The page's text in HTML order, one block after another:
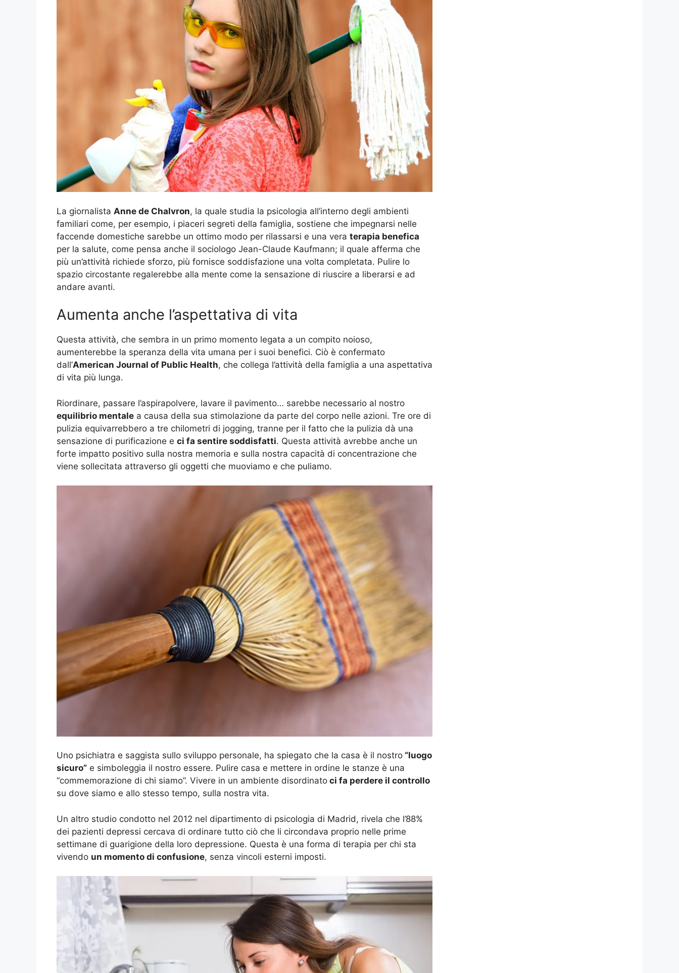
La giornalista Anne de Chalvron, la quale studia la psicologia all’interno degli ambienti
familiari come, per esempio, i piaceri segreti della famiglia, sostiene che impegnarsi nelle
faccende domestiche sarebbe un ottimo modo per rilassarsi e una vera terapia benefica
per la salute, come pensa anche il sociologo Jean-Claude Kaufmann; il quale afferma che
più un’attività richiede sforzo, più fornisce soddisfazione una volta completata. Pulire lo
spazio circostante regalerebbe alla mente come la sensazione di riuscire a liberarsi e ad
andare avanti.
Aumenta anche l’aspettativa di vita
Questa attività, che sembra in un primo momento legata a un compito noioso,
aumenterebbe la speranza della vita umana per i suoi benefici. Ciò è confermato
dall’American Journal of Public Health, che collega l’attività della famiglia a una aspettativa
di vita più lunga.
Riordinare, passare l’aspirapolvere, lavare il pavimento… sarebbe necessario al nostro
equilibrio mentale a causa della sua stimolazione da parte del corpo nelle azioni. Tre ore di
pulizia equivarrebbero a tre chilometri di jogging, tranne per il fatto che la pulizia dà una
sensazione di purificazione e ci fa sentire soddisfatti. Questa attività avrebbe anche un
forte impatto positivo sulla nostra memoria e sulla nostra capacità di concentrazione che
viene sollecitata attraverso gli oggetti che muoviamo e che puliamo.
Uno psichiatra e saggista sullo sviluppo personale, ha spiegato che la casa è il nostro “luogo
sicuro” e simboleggia il nostro essere. Pulire casa e mettere in ordine le stanze è una
“commemorazione di chi siamo”. Vivere in un ambiente disordinato ci fa perdere il controllo
su dove siamo e allo stesso tempo, sulla nostra vita.
Un altro studio condotto nel 2012 nel dipartimento di psicologia di Madrid, rivela che l’88%
dei pazienti depressi cercava di ordinare tutto ciò che li circondava proprio nelle prime
settimane di guarigione della loro depressione. Questa è una forma di terapia per chi sta
vivendo un momento di confusione, senza vincoli esterni imposti.